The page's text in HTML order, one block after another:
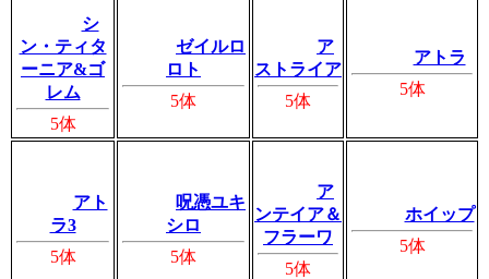
シ
ン・ティタ
ーニア&ゴ
レム
5体
ゼイルロ
ロト
5体
ア
ストライア
5体
アトラ
5体
アト
ラ3
5体
呪憑ユキ
シロ
5体
ア
ンテイア＆
フラーワ
5体
ホイップ
5体